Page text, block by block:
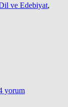
ve Edebiyat,
yorum